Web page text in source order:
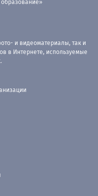
и видеоматериалы, так и
в Интернете, используемые